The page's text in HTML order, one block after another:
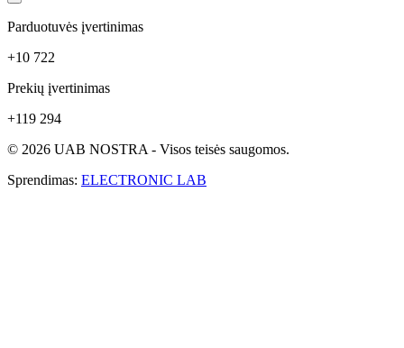
Parduotuvės įvertinimas
+10 722
Prekių įvertinimas
+119 294
© 2026 UAB NOSTRA - Visos teisės saugomos.
Sprendimas: ELECTRONIC LAB